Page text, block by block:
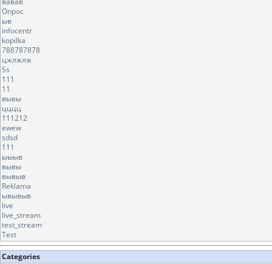
Опрос
ыв
infocentr
kopilka
788787878
цжлжлж
Ss
111
11
вывы
цццц
111212
ewew
sdsd
111
ыыыв
вывы
вывыв
Reklama
ывывыв
live
live_stream
test_stream
Test
Categories